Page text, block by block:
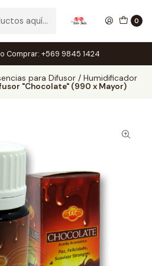
0
Comprar: +569 9845 1424
para Difusor / Humidificador
"Chocolate" (990 x Mayor)